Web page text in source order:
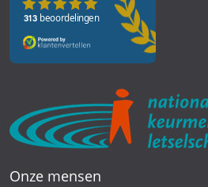
Onze mensen